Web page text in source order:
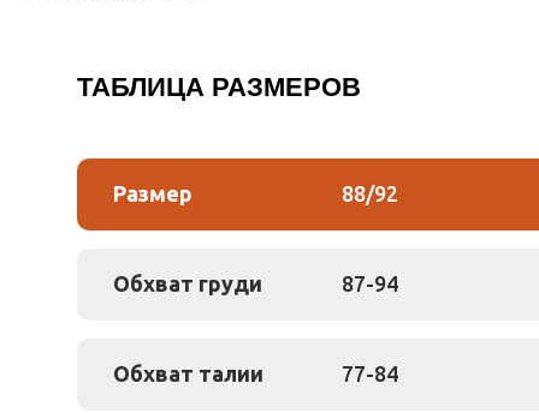
ТАБЛИЦА РАЗМЕРОВ
87-94
Обхват талии 77-84
Размер
Обхват груди
88/92